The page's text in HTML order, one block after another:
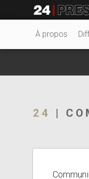
24Presse -
À propos
24 |